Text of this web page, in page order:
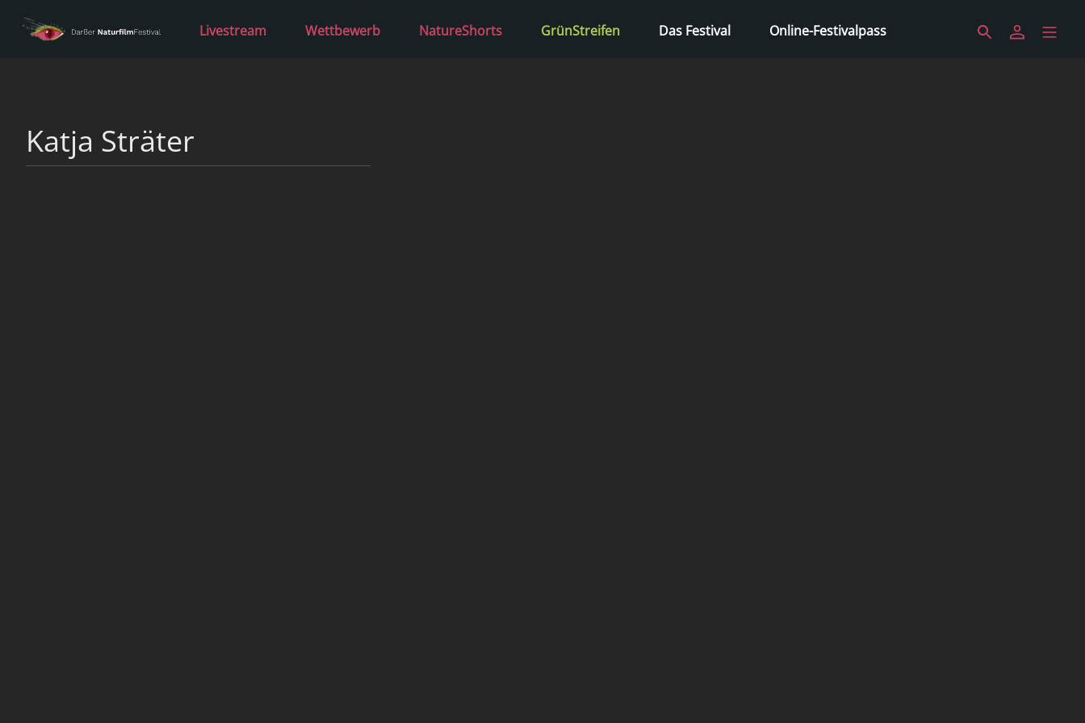
Livestream Wettbewerb NatureShorts GrünStreifen Das Festival Online-Festivalpass
Katja Sträter